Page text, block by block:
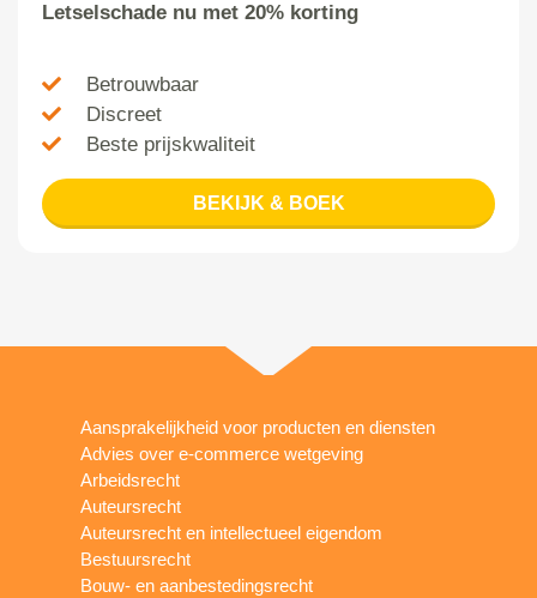
Letselschade nu met 20% korting
Betrouwbaar
Discreet
Beste prijskwaliteit
BEKIJK & BOEK
Aansprakelijkheid voor producten en diensten
Advies over e-commerce wetgeving
Arbeidsrecht
Auteursrecht
Auteursrecht en intellectueel eigendom
Bestuursrecht
Bouw- en aanbestedingsrecht